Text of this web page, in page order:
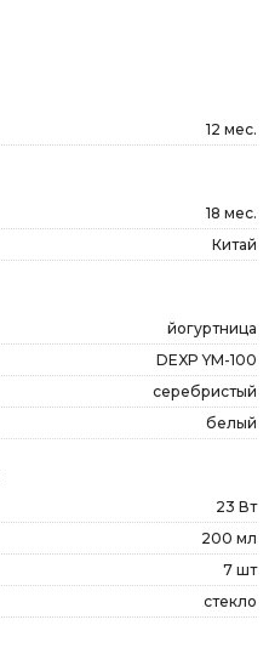
12 мес.
18 мес.
Китай
йогуртница
DEXP YM-100
серебристый
белый
23 Вт
200 мл
7 шт
стекло